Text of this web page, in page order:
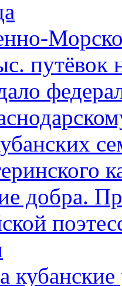
путёвок
добра.